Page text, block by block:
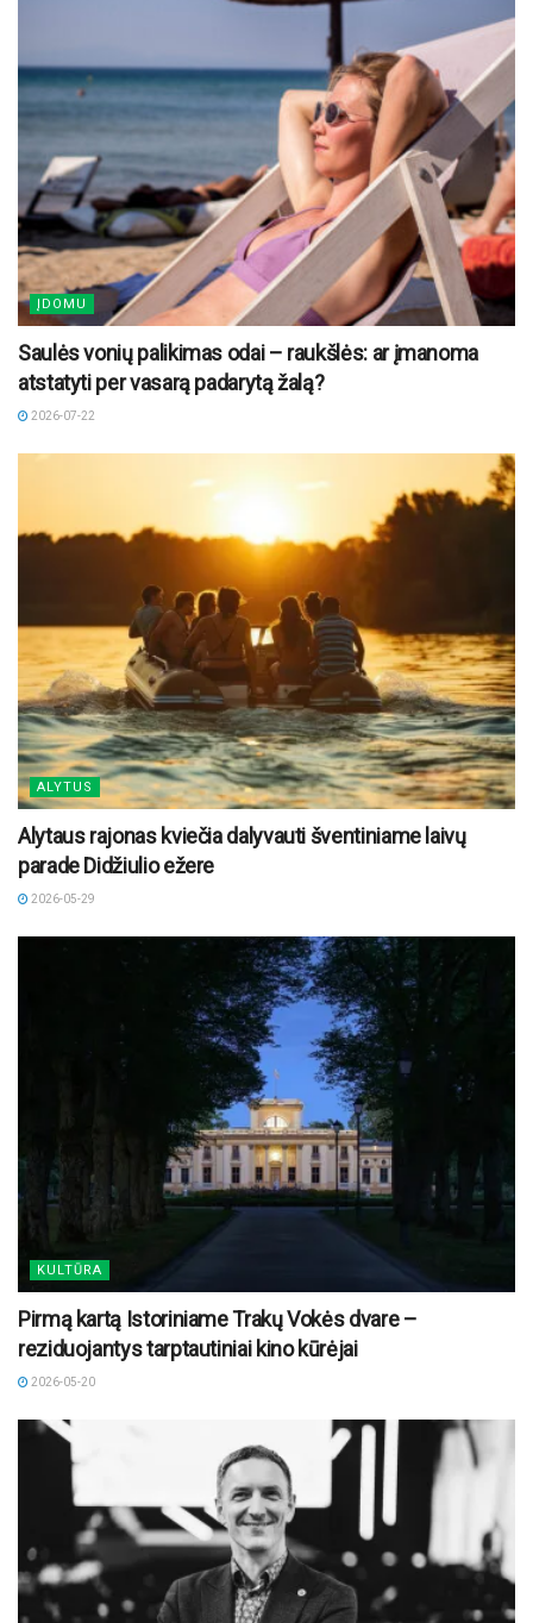
ĮDOMU
Saulės vonių palikimas odai – raukšlės: ar įmanoma
atstatyti per vasarą padarytą žalą?
2026-07-22
ALYTUS
Alytaus rajonas kviečia dalyvauti šventiniame laivų
parade Didžiulio ežere
2026-05-29
KULTŪRA
Pirmą kartą Istoriniame Trakų Vokės dvare –
reziduojantys tarptautiniai kino kūrėjai
2026-05-20